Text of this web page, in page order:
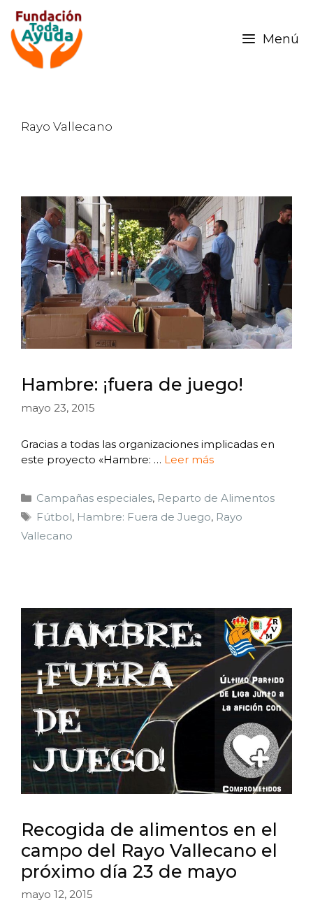
Menú
Rayo Vallecano
Hambre: ¡fuera de juego!
mayo 23, 2015
Gracias a todas las organizaciones implicadas en
este proyecto «Hambre: … Leer más
Campañas especiales, Reparto de Alimentos
Fútbol, Hambre: Fuera de Juego, Rayo
Vallecano
Recogida de alimentos en el
campo del Rayo Vallecano el
próximo día 23 de mayo
mayo 12, 2015